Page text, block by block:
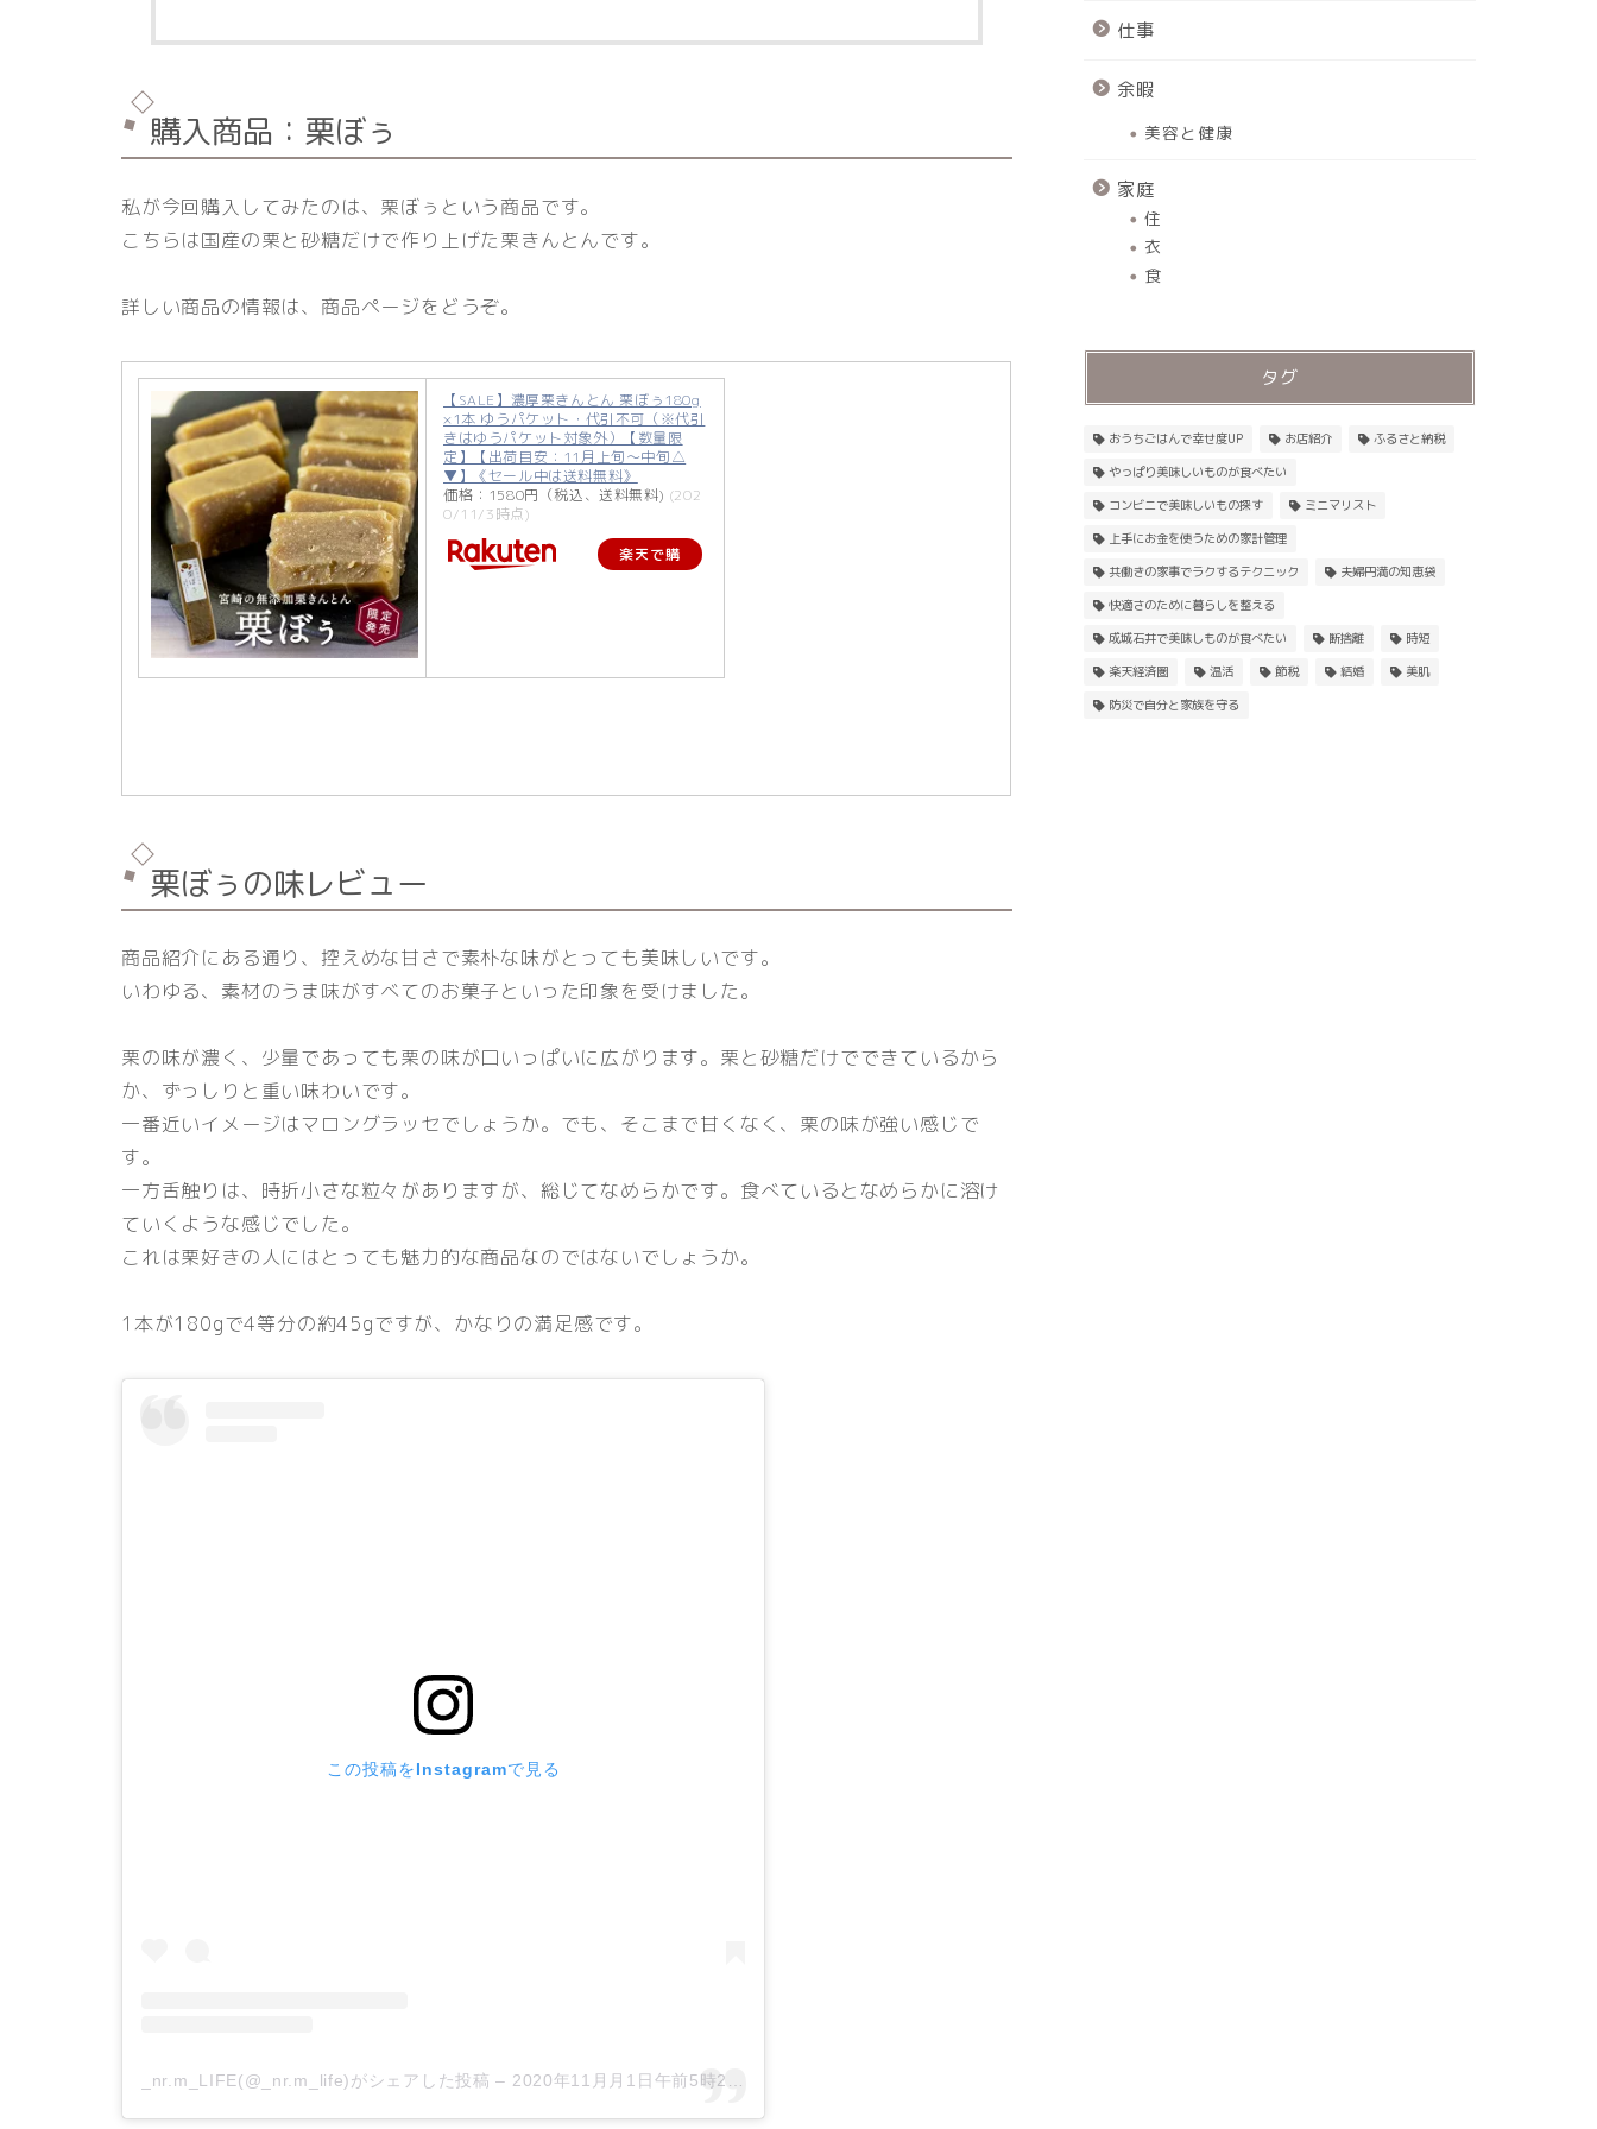
購入商品：栗ぼぅ
私が今回購入してみたのは、栗ぼぅという商品です。
こちらは国産の栗と砂糖だけで作り上げた栗きんとんです。
詳しい商品の情報は、商品ページをどうぞ。
【SALE】濃厚栗きんとん 栗ぼぅ180g
×1本 ゆうパケット・代引不可（※代引
きはゆうパケット対象外）【数量限
定】【出荷目安：11月上旬〜中旬△
▼】《セール中は送料無料》
価格：1580円（税込、送料無料) (202
0/11/3時点)
楽天で購
栗ぼぅの味レビュー
商品紹介にある通り、控えめな甘さで素朴な味がとっても美味しいです。
いわゆる、素材のうま味がすべてのお菓子といった印象を受けました。
栗の味が濃く、少量であっても栗の味が口いっぱいに広がります。栗と砂糖だけでできているから
か、ずっしりと重い味わいです。
一番近いイメージはマロングラッセでしょうか。でも、そこまで甘くなく、栗の味が強い感じで
す。
一方舌触りは、時折小さな粒々がありますが、総じてなめらかです。食べているとなめらかに溶け
ていくような感じでした。
これは栗好きの人にはとっても魅力的な商品なのではないでしょうか。
1本が180gで4等分の約45gですが、かなりの満足感です。
この投稿をInstagramで見る
_nr.m_LIFE(@_nr.m_life)がシェアした投稿 – 2020年11月月1日午前5時24分PST
仕事
余暇
美容と健康
家庭
住
衣
食
タグ
おうちごはんで幸せ度UP お店紹介
ふるさと納税
やっぱり美味しいものが食べたい
コンビニで美味しいもの探す
ミニマリスト
上手にお金を使うための家計管理
共働きの家事でラクするテクニック
夫婦円満の知恵袋
快適さのために暮らしを整える
成城石井で美味しものが食べたい
断捨離
時短
楽天経済圏
温活 節税 結婚
美肌
防災で自分と家族を守る